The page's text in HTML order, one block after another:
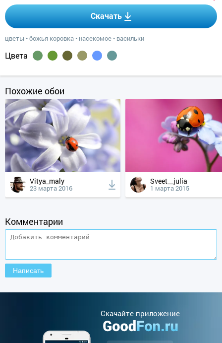
Скачать
цветы •божья коровка • насекомое • васильки
Цвета
Похожие обои
Vitya_maly
23 марта 2016
Sveet__julia
1 марта 2015
Комментарии
Cкачайте приложение